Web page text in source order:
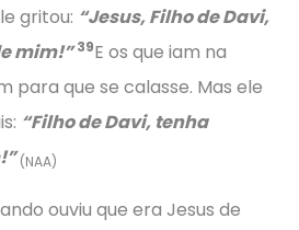
gritou: “Jesus, Filho de Davi,
mim!”39E os que iam na
para que se calasse. Mas ele
“Filho de Davi, tenha
(NAA)
ouviu que era Jesus de